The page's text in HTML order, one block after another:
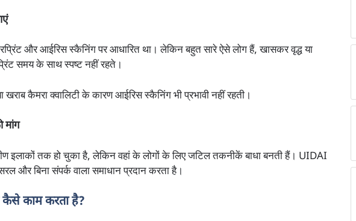
और आईरिस स्कैनिंग पर आधारित था। लेकिन बहुत सारे ऐसे लोग हैं, खासकर वृद्ध या
समय के साथ स्पष्ट नहीं रहते।
खराब कैमरा क्वालिटी के कारण आईरिस स्कैनिंग भी प्रभावी नहीं रहती।
मांग
इलाकों तक हो चुका है, लेकिन वहां के लोगों के लिए जटिल तकनीकें बाधा बनती हैं। UIDAI
और बिना संपर्क वाला समाधान प्रदान करता है।
काम करता है?